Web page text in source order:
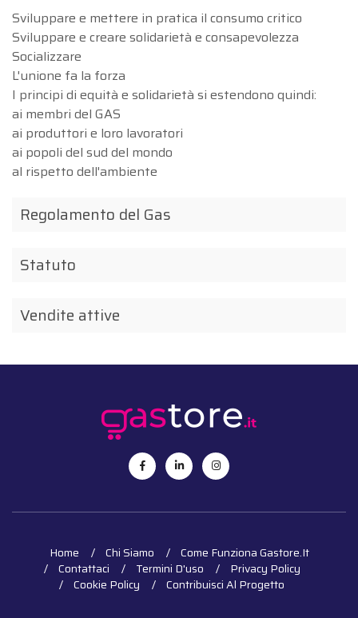
Sviluppare e mettere in pratica il consumo critico
Sviluppare e creare solidarietà e consapevolezza
Socializzare
L'unione fa la forza
I principi di equità e solidarietà si estendono quindi:
ai membri del GAS
ai produttori e loro lavoratori
ai popoli del sud del mondo
al rispetto dell'ambiente
Regolamento del Gas
Statuto
Vendite attive
Home Chi Siamo
Come Funziona Gastore.it
Contattaci
Termini D'uso
Privacy Policy
Cookie Policy
Contribuisci Al Progetto